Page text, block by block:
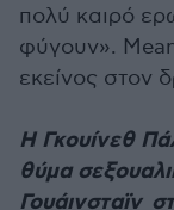
πολύ καιρό
φύγουν».
εκείνος στον
Η Γκουίνεθ
θύμα
Γουάινσταϊν